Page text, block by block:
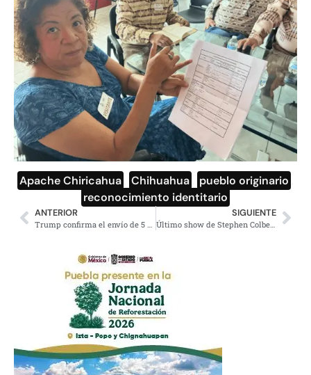
Apache Chiricahua Chihuahua pueblo originario
reconocimiento identitario
ANTERIOR SIGUIENTE
Último show de Stephen Colbert cierra con Paul McCartney